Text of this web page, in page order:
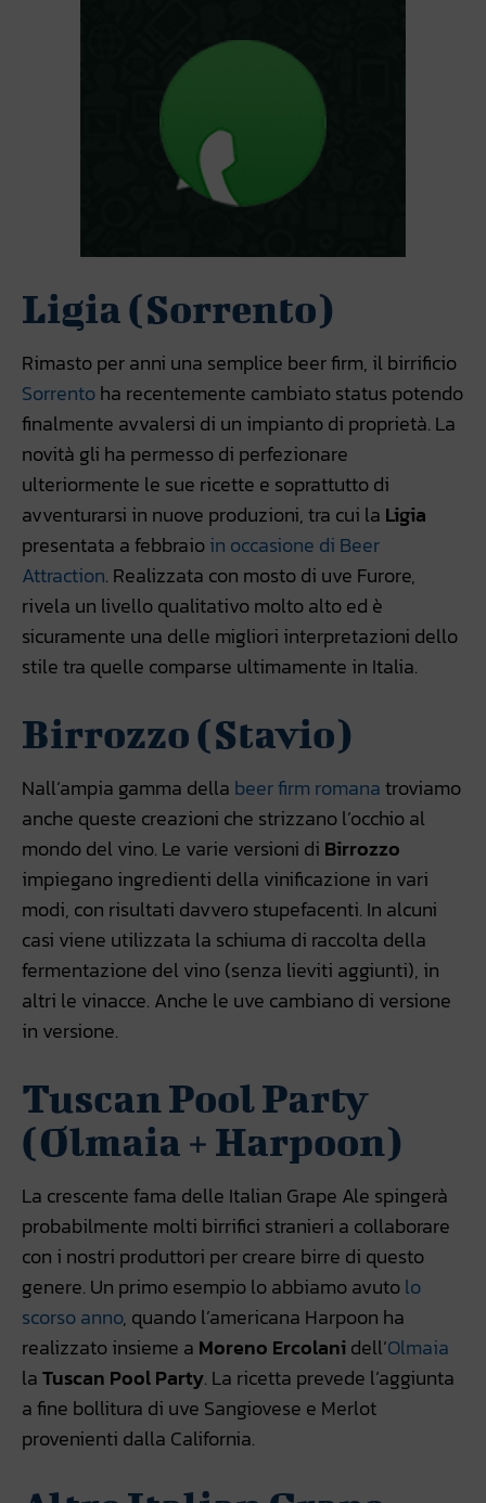
Ligia (Sorrento)
Rimasto per anni una semplice beer firm, il birrificio
Sorrentoha recentemente cambiato status potendo
finalmente avvalersi di un impianto di proprietà. La
novità gli ha permesso di perfezionare
ulteriormente le sue ricette e soprattutto di
avventurarsi in nuove produzioni, tra cui la Ligia
presentata a febbraioin occasione di Beer
Attraction. Realizzata con mosto di uve Furore,
rivela un livello qualitativo molto alto ed è
sicuramente una delle migliori interpretazioni dello
stile tra quelle comparse ultimamente in Italia.
Birrozzo (Stavio)
Nall’ampia gamma della beer firm romanatroviamo
anche queste creazioni che strizzano l’occhio al
mondo del vino. Le varie versioni di Birrozzo
impiegano ingredienti della vinificazione in vari
modi, con risultati davvero stupefacenti. In alcuni
casi viene utilizzata la schiuma di raccolta della
fermentazione del vino (senza lieviti aggiunti), in
altri le vinacce. Anche le uve cambiano di versione
in versione.
Tuscan Pool Party
(Olmaia + Harpoon)
La crescente fama delle Italian Grape Ale spingerà
probabilmente molti birrifici stranieri a collaborare
con i nostri produttori per creare birre di questo
genere. Un primo esempio lo abbiamo avutolo
scorso anno, quando l’americana Harpoon ha
realizzato insieme a Moreno Ercolani dell’Olmaia
laTuscan Pool Party. La ricetta prevede l’aggiunta
a fine bollitura di uve Sangiovese e Merlot
provenienti dalla California.